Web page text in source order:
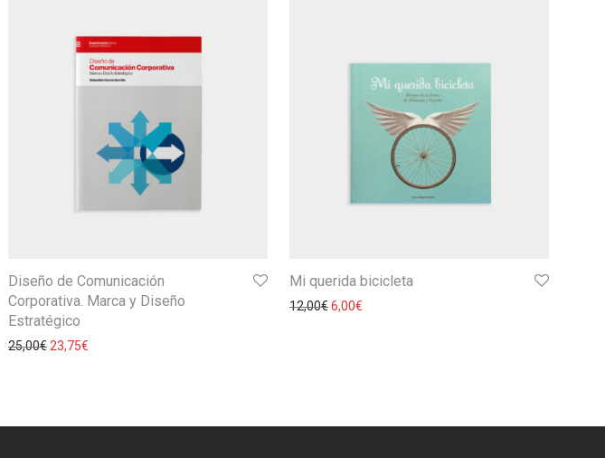
Diseño de Comunicación
Corporativa. Marca y Diseño
Estratégico
25,00€ 23,75€
Mi querida bicicleta
12,00€6,00€